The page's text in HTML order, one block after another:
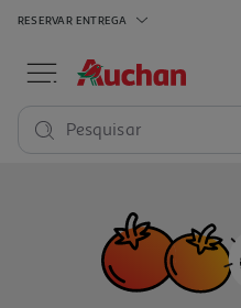
RESERVAR ENTREGA
Pesquisar